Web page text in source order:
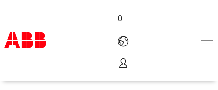
0
Ürünler ve Çözümler